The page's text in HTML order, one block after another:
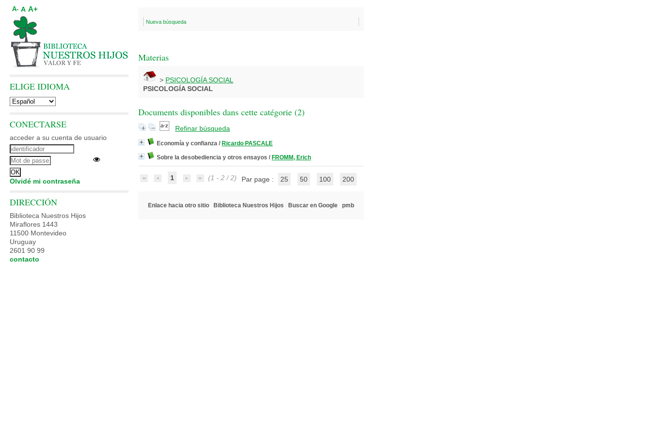
Nueva búsqueda
Materias
> PSICOLOGÍA SOCIAL
PSICOLOGÍA SOCIAL
Documents disponibles dans cette catégorie (2)
Refinar búsqueda
Economía y confianza / Ricardo PASCALE
Sobre la desobediencia y otros ensayos / FROMM, Erich
1 (1 - 2 / 2) Par page : 25 50 100 200
Enlace hacia otro sitio Biblioteca Nuestros Hijos Buscar en Google pmb
A- A A+
ELIGE IDIOMA
CONECTARSE
acceder a su cuenta de usuario
Olvidé mi contraseña
DIRECCIÓN
Biblioteca Nuestros Hijos
Miraflores 1443
11500 Montevideo
Uruguay
2601 90 99
contacto